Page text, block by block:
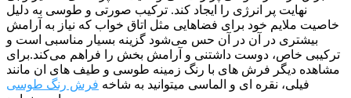
نهایت پر انرژی را ایجاد کند. ترکیب صورتی و طوسی به دلیل
خاصیت ملایم خود برای فضا‌هایی مثل اتاق خواب که نیاز به آرامش
بیشتری در آن در آن حس می‌شود گزینه بسیار مناسبی است و
ترکیبی خاص، دوست داشتنی و آرامش بخش را فراهم می‌کند.برای
مشاهده دیگر فرش های با رنگ زمینه طوسی و طیف های ان مانند
فیلی، نقره ای و الماسی میتوانید به شاخه فرش رنگ طوسی